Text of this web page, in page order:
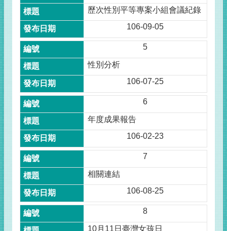
歷次性別平等專案小組會議紀錄
106-09-05
5
性別分析
106-07-25
6
年度成果報告
106-02-23
7
相關連結
106-08-25
8
10月11日臺灣女孩日